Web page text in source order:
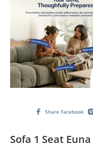
Share Facebook
Sofa 1 Seat Euna